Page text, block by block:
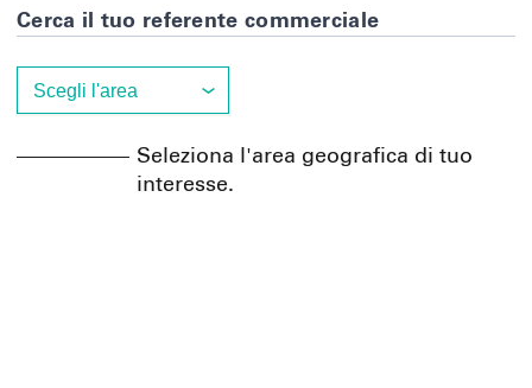
Cerca il tuo referente commerciale
Seleziona l'area geografica di tuo
interesse.